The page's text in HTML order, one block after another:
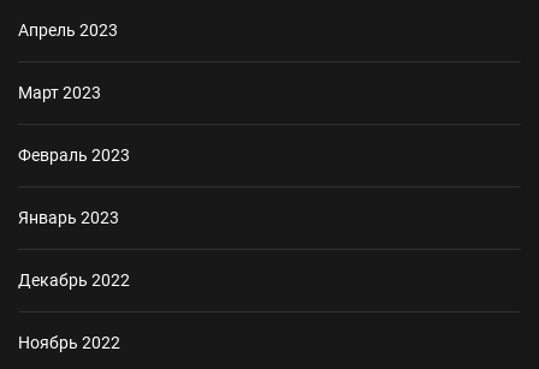
Апрель 2023
Март 2023
Февраль 2023
Январь 2023
Декабрь 2022
Ноябрь 2022